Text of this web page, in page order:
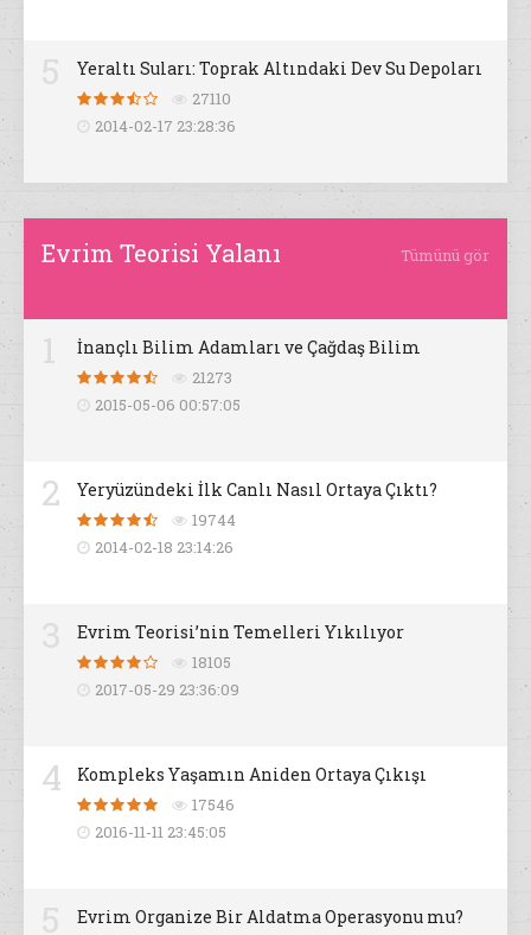
Yeraltı Suları: Toprak Altındaki Dev Su Depoları
27110
2014-02-17 23:28:36
Evrim Teorisi Yalanı Tümünü gör
İnançlı Bilim Adamları ve Çağdaş Bilim
21273
2015-05-06 00:57:05
2 Yeryüzündeki İlk Canlı Nasıl Ortaya Çıktı?
19744
2014-02-18 23:14:26
Evrim Teorisi’nin Temelleri Yıkılıyor
18105
2017-05-29 23:36:09
4 Kompleks Yaşamın Aniden Ortaya Çıkışı
17546
2016-11-11 23:45:05
Evrim Organize Bir Aldatma Operasyonu mu?